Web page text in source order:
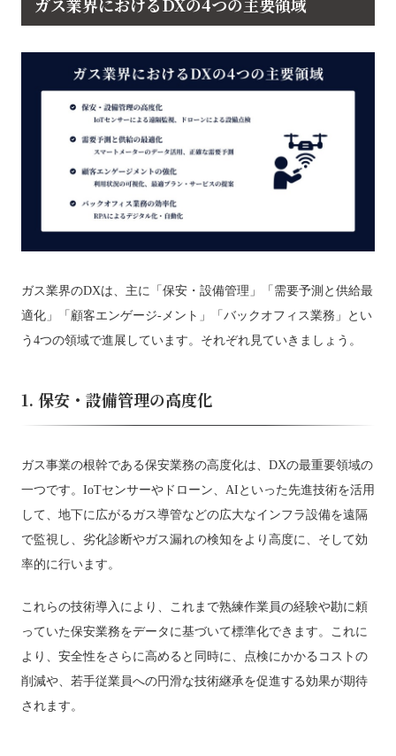
ガス業界のDXは、主に「保安・設備管理」「需要予測と供給最
適化」「顧客エンゲージ-メント」「バックオフィス業務」とい
う4つの領域で進展しています。それぞれ見ていきましょう。
1. 保安・設備管理の高度化
ガス事業の根幹である保安業務の高度化は、DXの最重要領域の
一つです。IoTセンサーやドローン、AIといった先進技術を活用
して、地下に広がるガス導管などの広大なインフラ設備を遠隔
で監視し、劣化診断やガス漏れの検知をより高度に、そして効
率的に行います。
これらの技術導入により、これまで熟練作業員の経験や勘に頼
っていた保安業務をデータに基づいて標準化できます。これに
より、安全性をさらに高めると同時に、点検にかかるコストの
削減や、若手従業員への円滑な技術継承を促進する効果が期待
されます。